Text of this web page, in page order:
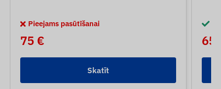
Pieejams pasūtīšanai
75 €
Skatīt
65